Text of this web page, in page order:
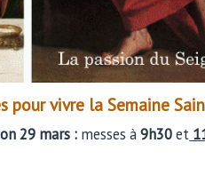
pour vivre la Semaine
29 mars : messes à9h30et